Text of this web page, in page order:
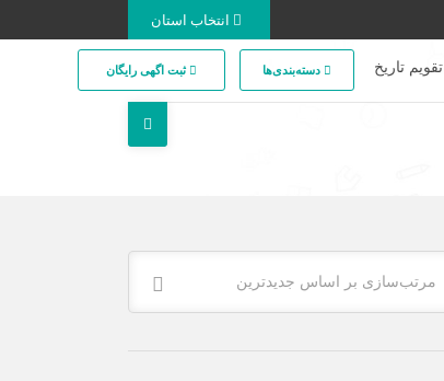
تقویم تاریخ دسته‌بندی‌ها ثبت اگهی رایگان
مرتب‌سازی بر اساس جدیدترین